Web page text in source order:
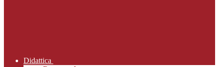
Didattica